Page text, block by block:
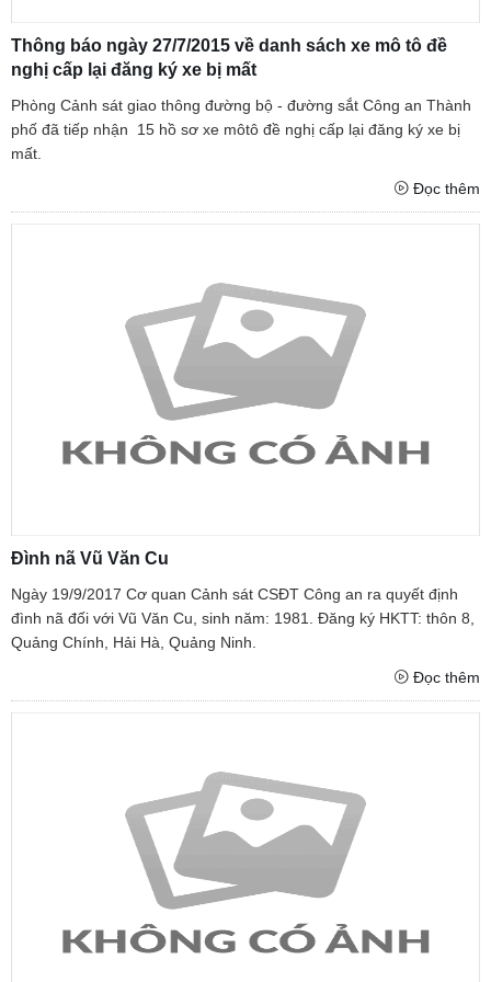
Thông báo ngày 27/7/2015 về danh sách xe mô tô đề
nghị cấp lại đăng ký xe bị mất
Phòng Cảnh sát giao thông đường bộ - đường sắt Công an Thành
phố đã tiếp nhận 15 hồ sơ xe môtô đề nghị cấp lại đăng ký xe bị
mất.
Đọc thêm
Đình nã Vũ Văn Cu
Ngày 19/9/2017 Cơ quan Cảnh sát CSĐT Công an ra quyết định
đình nã đối với Vũ Văn Cu, sinh năm: 1981. Đăng ký HKTT: thôn 8,
Quảng Chính, Hải Hà, Quảng Ninh.
Đọc thêm